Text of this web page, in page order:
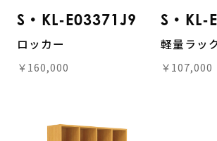
S・KL-E03371J9
ロッカー
￥160,000
S・KL-
軽量ラッ
￥107,000